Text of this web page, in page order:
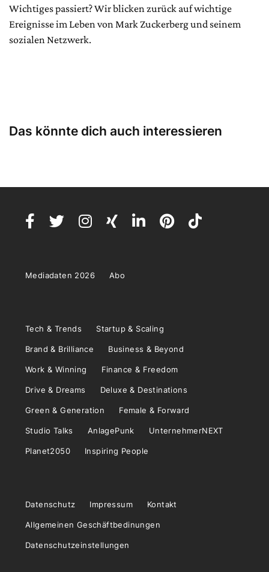
Wichtiges passiert? Wir blicken zurück auf wichtige
Ereignisse im Leben von Mark Zuckerberg und seinem
sozialen Netzwerk.
Das könnte dich auch interessieren
Mediadaten 2026 Abo
Tech & Trends Startup & Scaling
Brand & Brilliance Business & Beyond
Work & Winning Finance & Freedom
Drive & Dreams Deluxe & Destinations
Green & Generation Female & Forward
Studio Talks AnlagePunk UnternehmerNEXT
Planet2050 Inspiring People
Datenschutz Impressum Kontakt
Allgemeinen Geschäftbedinungen
Datenschutzeinstellungen